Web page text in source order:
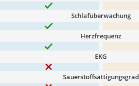
Schlafüberwachung
Herzfrequenz
EKG
Sauerstoffsättigungsgrad